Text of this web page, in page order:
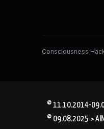
Consciousness
© 11.10.2014-
© 09.08.2025 > AIN